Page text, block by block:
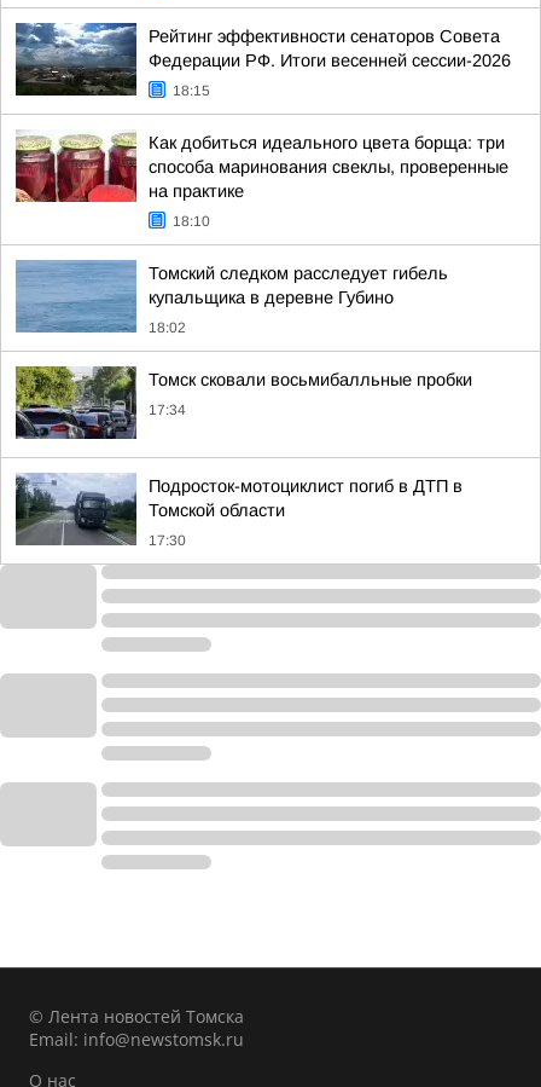
Рейтинг эффективности сенаторов Совета
Федерации РФ. Итоги весенней сессии-2026
18:15
Как добиться идеального цвета борща: три
способа маринования свеклы, проверенные
на практике
18:10
Томский следком расследует гибель
купальщика в деревне Губино
18:02
Томск сковали восьмибалльные пробки
17:34
Подросток-мотоциклист погиб в ДТП в
Томской области
17:30
© Лента новостей Томска
Email: info@newstomsk.ru
О нас